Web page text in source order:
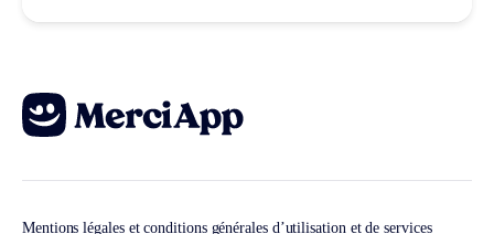
Mentions légales et conditions générales d’utilisation et de services